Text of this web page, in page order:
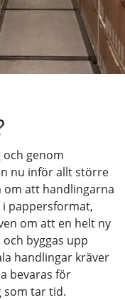
genom
nu inför allt större
att handlingarna
pappersformat,
om att en helt ny
och byggas upp
handlingar kräver
bevaras för
tar tid.